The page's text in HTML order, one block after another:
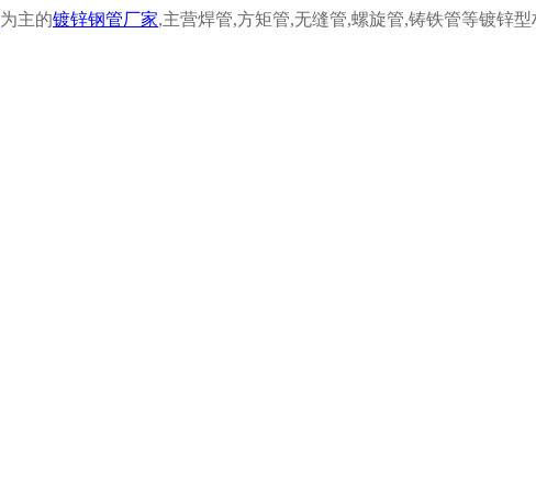
为主的镀锌钢管厂家,主营焊管,方矩管,无缝管,螺旋管,铸铁管等镀锌型